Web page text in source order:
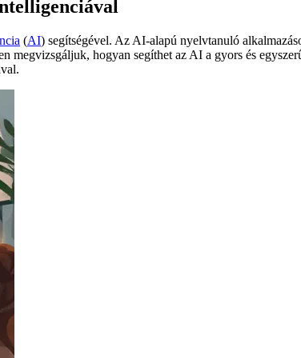
(AI) segítségével. Az AI-alapú nyelvtanuló
megvizsgáljuk, hogyan segíthet az AI a gyors és